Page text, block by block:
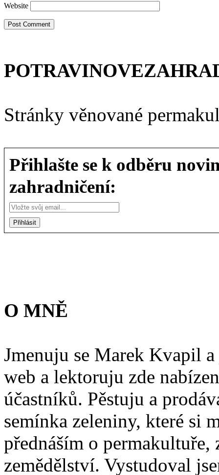
Website
Stránky věnované
Přihlašte se k odběru
zahradničení:
O MNĚ
Jmenuju se Marek Kvapil
web a lektoruju zde
účastníků. Pěstuju a
semínka zeleniny, které si
přednáším o
zemědělství. Vystudoval